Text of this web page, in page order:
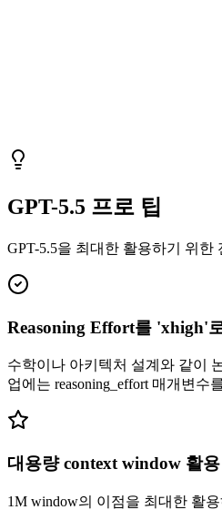
GPT-5.5 프로 팁
GPT-5.5을 최대한 활용하기 위한
Reasoning Effort를 'xhigh'
수학이나 아키텍처 설계와 같이
업에는 reasoning_effort 매개변수
대용량 context window 활용
1M window의 이점을 최대한 활용